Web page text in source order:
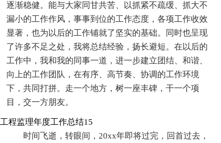
逐渐稳健。能与大家同甘共苦、以抓紧不疏缓、抓大不
漏小的工作作风，事事到位的工作态度，各项工作收效
显著，也为以后的工作铺就了坚实的基础。同时也呈现
了许多不足之处，我将总结经验，扬长避短。在以后的
工作中，我和我的同事一道，进一步建立团结、和谐、
向上的工作团队，在有序、高节奏、协调的工作环境
下，共同打拼。走一个地方，树一座丰碑，干一个项
目，交一方朋友。
工程监理年度工作总结15
时间飞逝，转眼间，20xx年即将过完，回首过去，